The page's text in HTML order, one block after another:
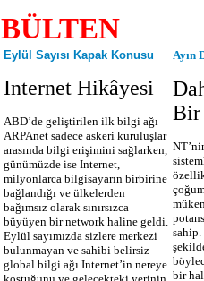
BÜLTEN
Eylül Sayısı Kapak Konusu
Internet Hikâyesi
ABD’de geliştirilen ilk bilgi ağı
ARPAnet sadece askeri kuruluşlar
arasında bilgi erişimini sağlarken,
günümüzde ise Internet,
milyonlarca bilgisayarın birbirine
bağlandığı ve ülkelerden
bağımsız olarak sınırsızca
büyüyen bir network haline geldi.
Eylül sayımızda sizlere merkezi
bulunmayan ve sahibi belirsiz
global bilgi ağı Internet’in nereye
Ayın
Bir
sahip.
bir